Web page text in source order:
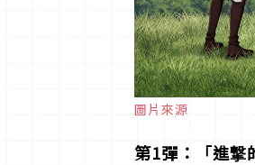
圖片來源
第1彈：「進撃